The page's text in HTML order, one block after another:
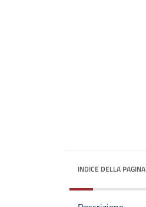
INDICE DELLA PAGINA